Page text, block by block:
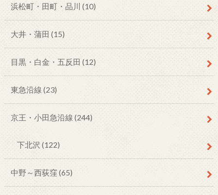
浜松町・田町・品川 (10)
大井・蒲田 (15)
目黒・白金・五反田 (12)
東急沿線 (23)
京王・小田急沿線 (244)
下北沢 (122)
中野～西荻窪 (65)